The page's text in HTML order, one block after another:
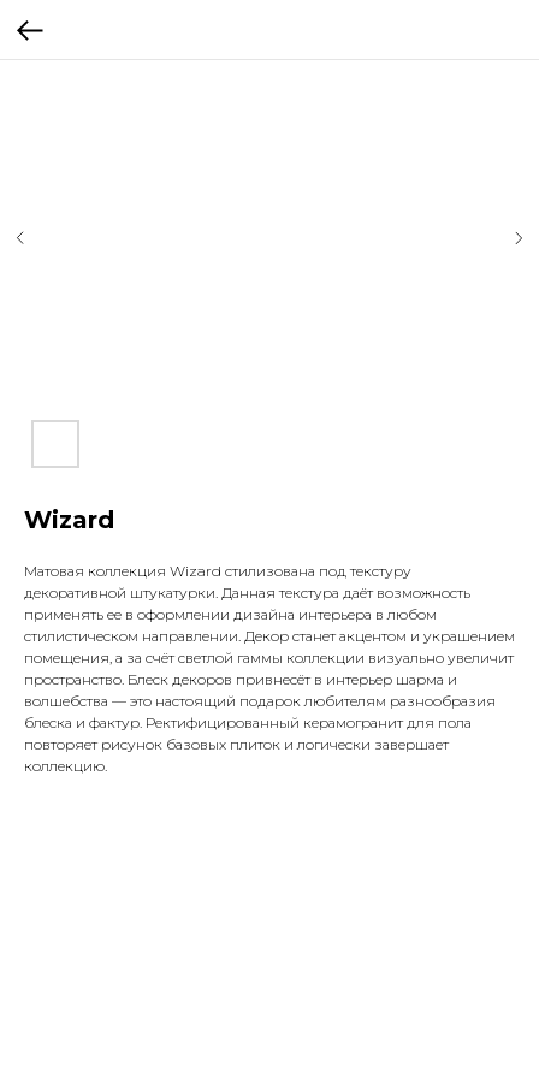
Wizard
Матовая коллекция Wizard стилизована под текстуру
декоративной штукатурки. Данная текстура даёт возможность
применять ее в оформлении дизайна интерьера в любом
стилистическом направлении. Декор станет акцентом и украшением
помещения, а за счёт светлой гаммы коллекции визуально увеличит
пространство. Блеск декоров привнесёт в интерьер шарма и
волшебства — это настоящий подарок любителям разнообразия
блеска и фактур. Ректифицированный керамогранит для пола
повторяет рисунок базовых плиток и логически завершает
коллекцию.